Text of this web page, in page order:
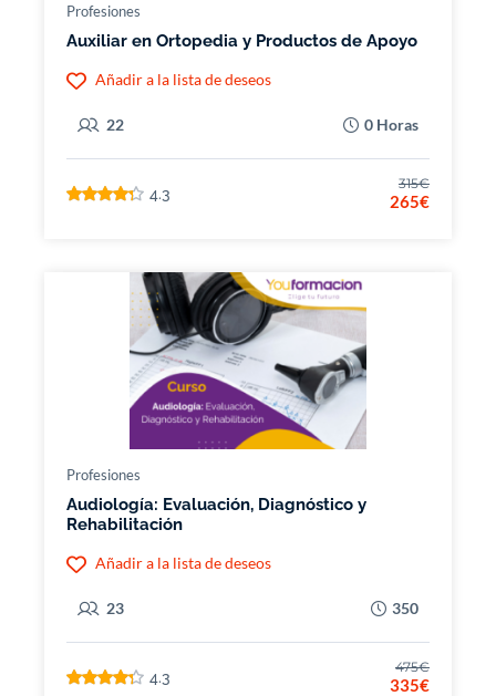
Profesiones
Auxiliar en Ortopedia y Productos de Apoyo
Añadir a la lista de deseos
22 0 Horas
4.3
315€
265€
Profesiones
Audiología: Evaluación, Diagnóstico y
Rehabilitación
Añadir a la lista de deseos
23 350
4.3
475€
335€